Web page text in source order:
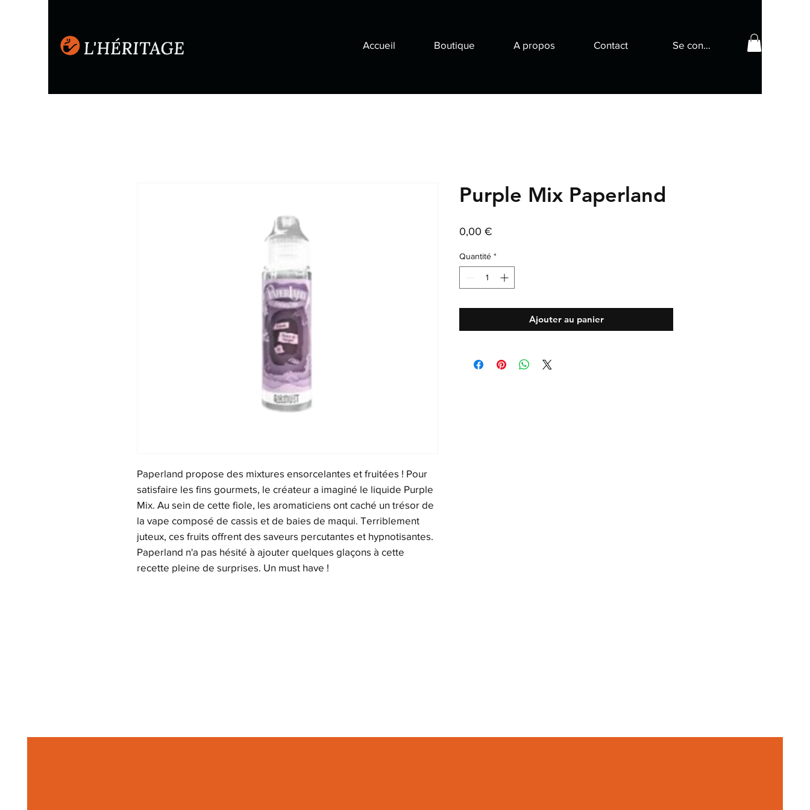
Accueil Boutique A propos Contact Se connecter
Paperland propose des mixtures ensorcelantes et fruitées ! Pour
satisfaire les fins gourmets, le créateur a imaginé le liquide Purple
Mix. Au sein de cette fiole, les aromaticiens ont caché un trésor de
la vape composé de cassis et de baies de maqui. Terriblement
juteux, ces fruits offrent des saveurs percutantes et hypnotisantes.
Paperland n'a pas hésité à ajouter quelques glaçons à cette
recette pleine de surprises. Un must have !
Purple Mix Paperland
0,00 €
Quantité *
Ajouter au panier